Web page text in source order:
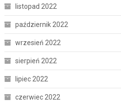
listopad 2022
październik 2022
wrzesień 2022
sierpień 2022
lipiec 2022
czerwiec 2022